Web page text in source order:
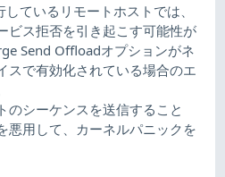
ているリモートホストでは、
ビス拒否を引き起こす可能性が
Send Offloadオプションがネ
スで有効化されている場合のエ
のシーケンスを送信すること
悪用して、カーネルパニックを